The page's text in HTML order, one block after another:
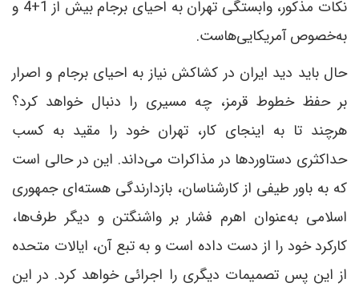
نکات مذکور، وابستگی تهران به احیای برجام بیش از 1+4 و
به‌خصوص آمریکایی‌هاست.
حال باید دید ایران در کشاکش نیاز به احیای برجام و اصرار
بر حفظ خطوط قرمز، چه مسیری را دنبال خواهد کرد؟
هر‌چند تا به اینجای کار، تهران خود را مقید به کسب
حداکثری دستاوردها در مذاکرات می‌داند. این در حالی است
که به باور طیفی از کارشناسان، بازدارندگی هسته‌ای جمهوری
اسلامی به‌عنوان اهرم فشار بر واشنگتن و دیگر طرف‌ها،
کارکرد خود را از دست داده است و به تبع آن، ایالات متحده
از این پس تصمیمات دیگری را اجرائی خواهد کرد. در این